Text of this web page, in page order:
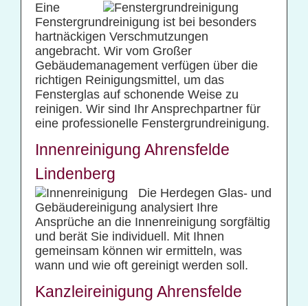
Eine
Fenstergrundreinigung ist bei besonders
hartnäckigen Verschmutzungen
angebracht. Wir vom Großer
Gebäudemanagement verfügen über die
richtigen Reinigungsmittel, um das
Fensterglas auf schonende Weise zu
reinigen. Wir sind Ihr Ansprechpartner für
eine professionelle Fenstergrundreinigung.
Innenreinigung Ahrensfelde
Lindenberg
Die Herdegen Glas- und
Gebäudereinigung analysiert Ihre
Ansprüche an die Innenreinigung sorgfältig
und berät Sie individuell. Mit Ihnen
gemeinsam können wir ermitteln, was
wann und wie oft gereinigt werden soll.
Kanzleireinigung Ahrensfelde